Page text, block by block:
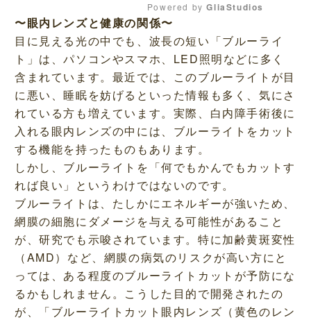
M
t
e
Powered by GliaStudios
〜眼内レンズと健康の関係〜
目に見える光の中でも、波長の短い「ブルーライ
ト」は、パソコンやスマホ、LED照明などに多く
含まれています。最近では、このブルーライトが目
に悪い、睡眠を妨げるといった情報も多く、気にさ
れている方も増えています。実際、白内障手術後に
入れる眼内レンズの中には、ブルーライトをカット
する機能を持ったものもあります。
しかし、ブルーライトを「何でもかんでもカットす
れば良い」というわけではないのです。
ブルーライトは、たしかにエネルギーが強いため、
網膜の細胞にダメージを与える可能性があること
が、研究でも示唆されています。特に加齢黄斑変性
（AMD）など、網膜の病気のリスクが高い方にと
っては、ある程度のブルーライトカットが予防にな
るかもしれません。こうした目的で開発されたの
が、「ブルーライトカット眼内レンズ（黄色のレン